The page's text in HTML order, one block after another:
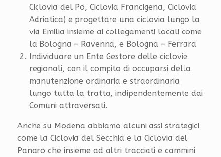
Ciclovia del Po, Ciclovia Francigena, Ciclovia
Adriatica) e progettare una ciclovia lungo la
via Emilia insieme ai collegamenti locali come
la Bologna – Ravenna, e Bologna – Ferrara
Individuare un Ente Gestore delle ciclovie
regionali, con il compito di occuparsi della
manutenzione ordinaria e straordinaria
lungo tutta la tratta, indipendentemente dai
Comuni attraversati.
Anche su Modena abbiamo alcuni assi strategici
come la Ciclovia del Secchia e la Ciclovia del
Panaro che insieme ad altri tracciati e cammini